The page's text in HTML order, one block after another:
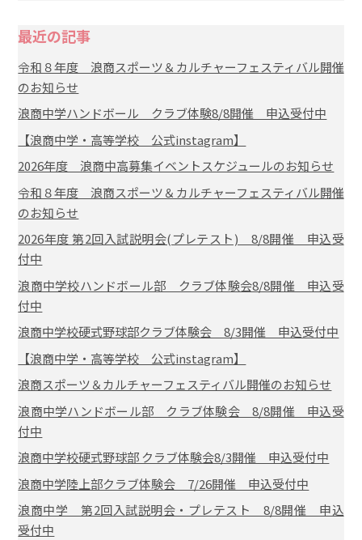
最近の記事
令和８年度 浪商スポーツ＆カルチャーフェスティバル開催
のお知らせ
浪商中学ハンドボール クラブ体験8/8開催 申込受付中
【浪商中学・高等学校 公式instagram】
2026年度 浪商中高募集イベントスケジュールのお知らせ
令和８年度 浪商スポーツ＆カルチャーフェスティバル開催
のお知らせ
2026年度 第2回入試説明会(プレテスト) 8/8開催 申込受
付中
浪商中学校ハンドボール部 クラブ体験会8/8開催 申込受
付中
浪商中学校硬式野球部クラブ体験会 8/3開催 申込受付中
【浪商中学・高等学校 公式instagram】
浪商スポーツ＆カルチャーフェスティバル開催のお知らせ
浪商中学ハンドボール部 クラブ体験会 8/8開催 申込受
付中
浪商中学校硬式野球部 クラブ体験会8/3開催 申込受付中
浪商中学陸上部クラブ体験会 7/26開催 申込受付中
浪商中学 第2回入試説明会・プレテスト 8/8開催 申込
受付中